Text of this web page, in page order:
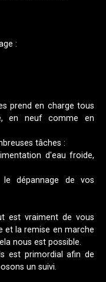
:
prend en charge tous
en neuf comme en
tâches :
d'eau froide,
le dépannage de vos
est vraiment de vous
et la remise en marche
nous est possible.
est primordial afin de
un suivi.